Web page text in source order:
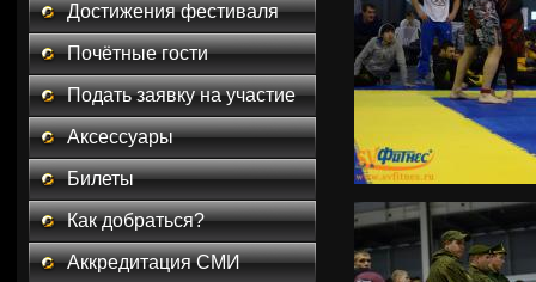
Достижения фестиваля
Почётные гости
Подать заявку на участие
Аксессуары
Билеты
Как добраться?
Аккредитация СМИ